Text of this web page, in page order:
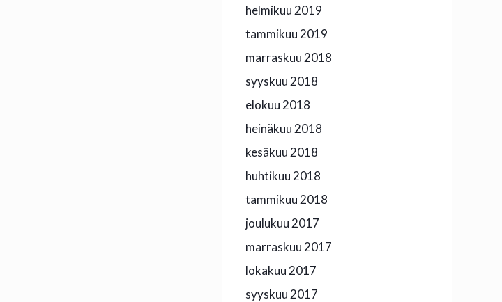
helmikuu 2019
tammikuu 2019
marraskuu 2018
syyskuu 2018
elokuu 2018
heinäkuu 2018
kesäkuu 2018
huhtikuu 2018
tammikuu 2018
joulukuu 2017
marraskuu 2017
lokakuu 2017
syyskuu 2017